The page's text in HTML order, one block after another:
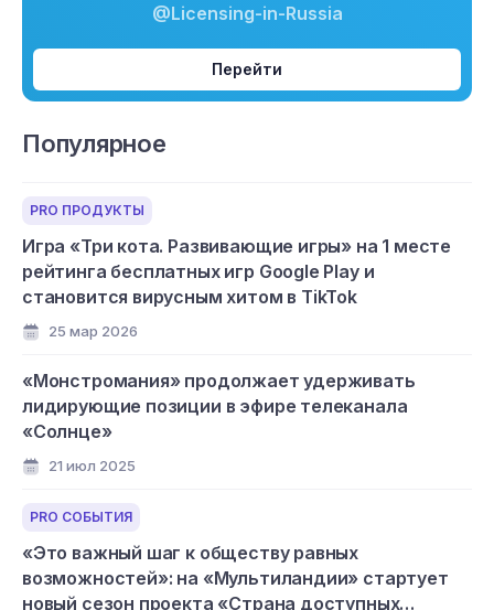
@Licensing-in-Russia
Перейти
Популярное
PRO ПРОДУКТЫ
Игра «Три кота. Развивающие игры» на 1 месте
рейтинга бесплатных игр Google Play и
становится вирусным хитом в TikTok
25 мар 2026
«Монстромания» продолжает удерживать
лидирующие позиции в эфире телеканала
«Солнце»
21 июл 2025
PRO СОБЫТИЯ
«Это важный шаг к обществу равных
возможностей»: на «Мультиландии» стартует
новый сезон проекта «Страна доступных